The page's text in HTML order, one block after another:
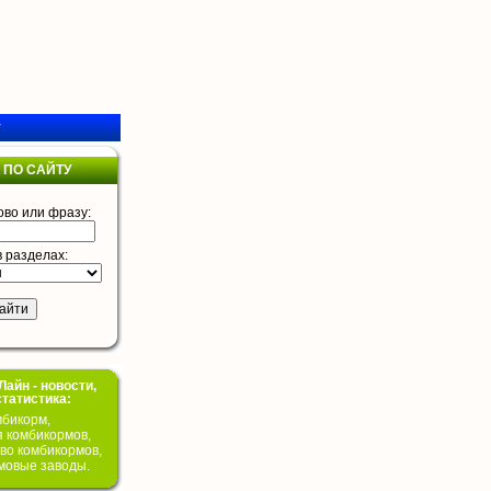
САЙТУ
или фразу:
разделах:
- новости,
комбикормов,
комбикормов,
заводы.